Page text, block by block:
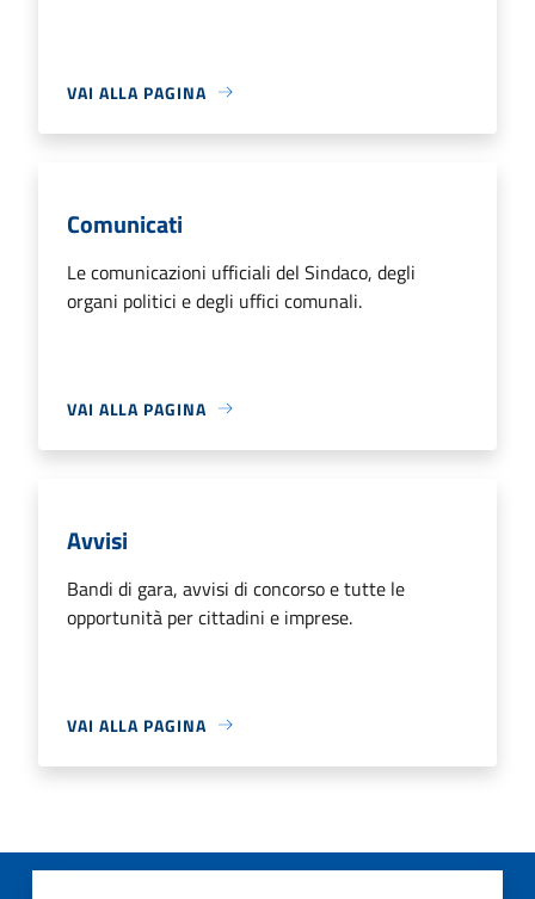
VAI ALLA PAGINA
Comunicati
Le comunicazioni ufficiali del Sindaco, degli
organi politici e degli uffici comunali.
VAI ALLA PAGINA
Avvisi
Bandi di gara, avvisi di concorso e tutte le
opportunità per cittadini e imprese.
VAI ALLA PAGINA